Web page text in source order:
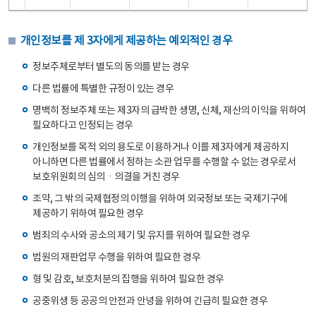
개인정보를 제 3자에게 제공하는 예외적인 경우
정보주체로부터 별도의 동의를 받는 경우
다른 법률에 특별한 규정이 있는 경우
명백히 정보주체 또는 제3자의 급박한 생명, 신체, 재산의 이익을 위하여
필요하다고 인정되는 경우
개인정보를 목적 외의 용도로 이용하거나 이를 제3자에게 제공하지
아니하면 다른 법률에서 정하는 소관 업무를 수행할 수 없는 경우로서
보호위원회의 심의ㆍ의결을 거친 경우
조약, 그 밖의 국제협정의 이행을 위하여 외국정보 또는 국제기구에
제공하기 위하여 필요한 경우
범죄의 수사와 공소의 제기 및 유지를 위하여 필요한 경우
법원의 재판업무 수행을 위하여 필요한 경우
형 및 감호, 보호처분의 집행을 위하여 필요한 경우
공중위생 등 공공의 안전과 안녕을 위하여 긴급히 필요한 경우